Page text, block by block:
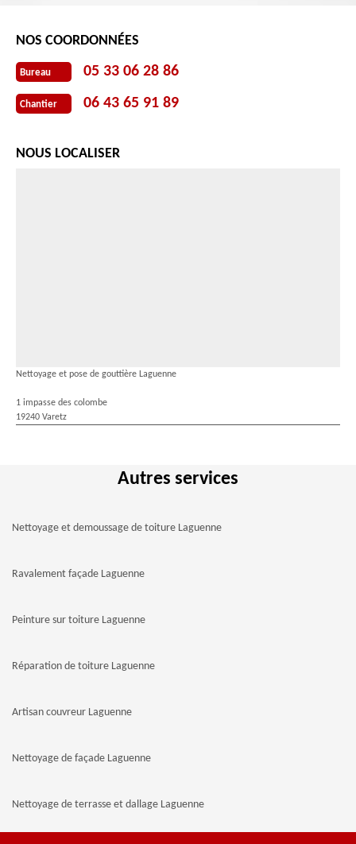
NOS COORDONNÉES
Bureau 05 33 06 28 86
Chantier 06 43 65 91 89
NOUS LOCALISER
Nettoyage et pose de gouttière Laguenne
1 impasse des colombe
19240 Varetz
Autres services
Nettoyage et demoussage de toiture Laguenne
Ravalement façade Laguenne
Peinture sur toiture Laguenne
Réparation de toiture Laguenne
Artisan couvreur Laguenne
Nettoyage de façade Laguenne
Nettoyage de terrasse et dallage Laguenne